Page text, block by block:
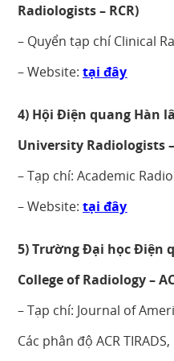
Radiologists – RCR)
– Quyển tạp chí Clinical
– Website:tại đây
4) Hội Điện quang Hàn
University Radiologists
– Tạp chí: Academic
– Website:tại đây
5) Trường Đại học Điện
College of Radiology –
– Tạp chí: Journal of
Các phân độ ACR